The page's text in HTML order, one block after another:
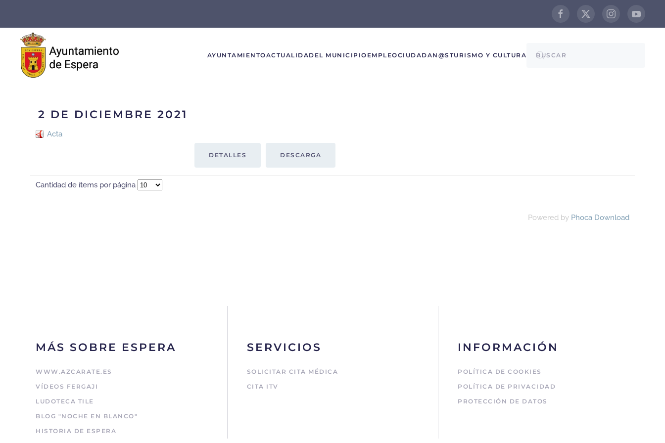
Skip to main content
AYUNTAMIENTOACTUALIDAD EL MUNICIPIO EMPLEOCIUDADAN@S TURISMO Y CULTURA
2 DE DICIEMBRE 2021
Acta
DESCARGA
DETALLES
Cantidad de ítems por página
Powered by Phoca Download
MÁS SOBRE ESPERA
WWW.AZCARATE.ES
VÍDEOS FERGAJI
LUDOTECA TILE
BLOG "NOCHE EN BLANCO"
HISTORIA DE ESPERA
SERVICIOS
SOLICITAR CITA MÉDICA
CITA ITV
INFORMACIÓN
POLÍTICA DE COOKIES
POLÍTICA DE PRIVACIDAD
PROTECCIÓN DE DATOS